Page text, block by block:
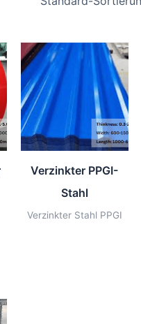
Verzinkter PPGI-
Stahl
Verzinkter Stahl PPGI